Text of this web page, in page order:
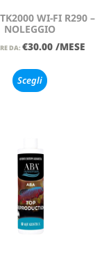
WI-FI R290 –
NOLEGGIO
DA: €30.00 /MESE
Scegli